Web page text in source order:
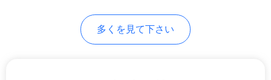
多くを見て下さい